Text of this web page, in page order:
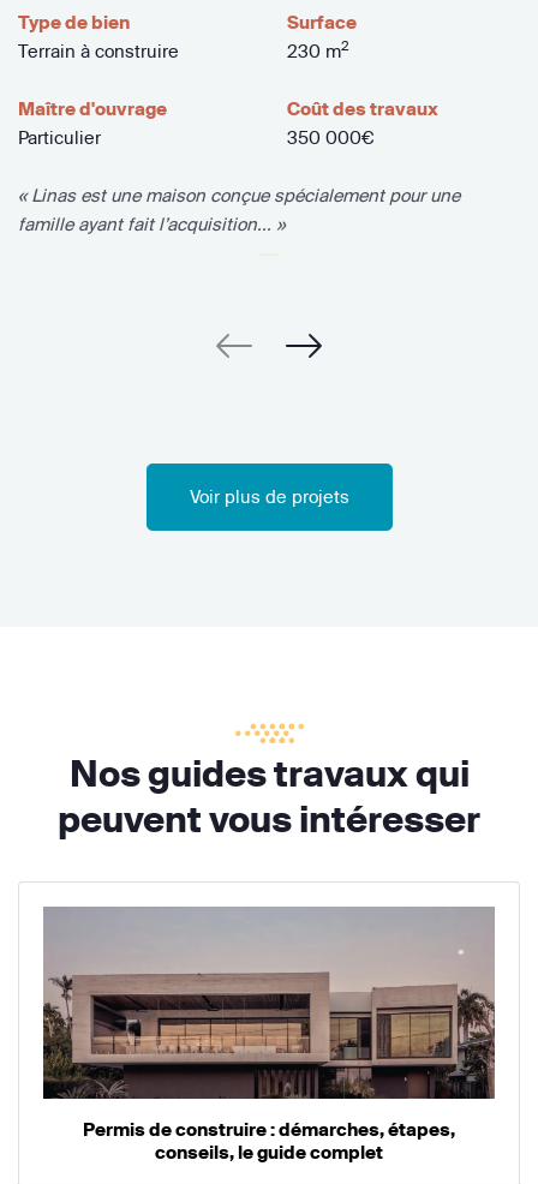
Type de bien
Terrain à construire
Surface
230 m2
Maître d'ouvrage
Particulier
Coût des travaux
350 000€
« Linas est une maison conçue spécialement pour une
famille ayant fait l’acquisition... »
Voir plus de projets
Nos guides travaux qui
peuvent vous intéresser
Permis de construire : démarches, étapes,
conseils, le guide complet